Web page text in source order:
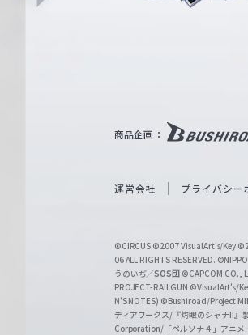
W
i
c
h
w
a
商品企画：
運営会社 プライバシー
©CIRCUS ©2007 VisualArt's/Key
06 ALL RIGHTS RESERVED.
うのいぢ／SOS団 ©CAPCOM CO.,
PROJECT-RAILGUN ©VisualArt's/
N'S NOTES) ©Bushiroad/Project
ディアワークス/『灼眼のシャナII』
Corporation/「ペルソナ４」アニメ